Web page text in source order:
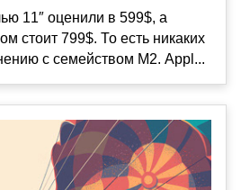
11″ оценили в 599$, а
стоит 799$. То есть никаких
с семейством M2. Appl...